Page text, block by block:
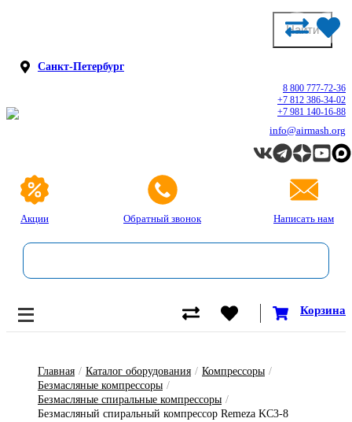
Санкт-Петербург
Акции Обратный звонок Написать нам
8 800 777-72-36
+7 812 386-34-02
+7 981 140-16-88
info@airmash.org
Корзина
Главная / Каталог оборудования / Компрессоры /
Безмасляные компрессоры /
Безмасляные спиральные компрессоры /
Безмасляный спиральный компрессор Remeza KC3-8